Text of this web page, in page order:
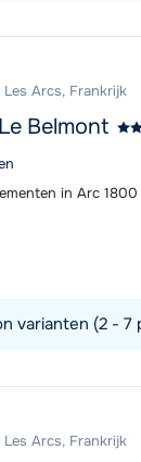
Arcs, Frankrijk
Belmont
in Arc
varianten (2 - 7
Arcs, Frankrijk